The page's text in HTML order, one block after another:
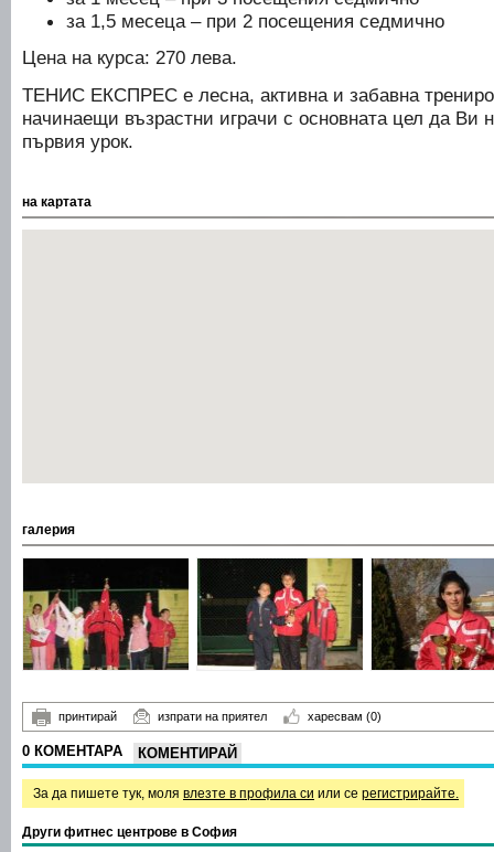
за 1,5 месеца – при 2 посещения седмично
Цена на курса: 270 лева.
ТЕНИС ЕКСПРЕС е лесна, активна и забавна
начинаещи възрастни играчи с основната цел да Ви
първия урок.
на картата
галерия
принтирай изпрати на приятел харесвам (0)
0 КОМЕНТАРА КОМЕНТИРАЙ
За да пишете тук, моля влезте в профила си или се регистрирайте.
Други фитнес центрове в София